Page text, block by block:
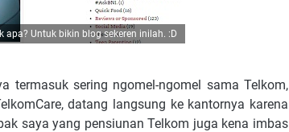
apa? Untuk bikin blog sekeren inilah. :D
termasuk sering ngomel-ngomel sama Telkom,
datang langsung ke kantornya karena
saya yang pensiunan Telkom juga kena imbas